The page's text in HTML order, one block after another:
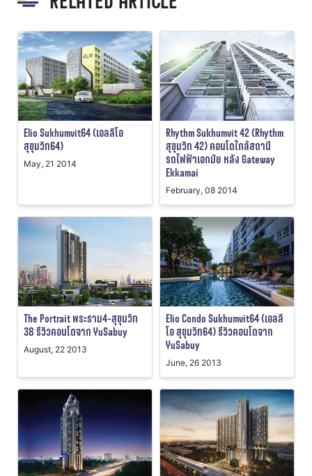
Elio Sukhumvit64 (เอลลิโอ
สุขุมวิท64)
May, 21 2014
Rhythm Sukhumvit 42 (Rhythm
สุขุมวิท 42) คอนโดใกล้สถานี
รถไฟฟ้าเอกมัย หลัง Gateway
Ekkamai
February, 08 2014
The Portrait พระราม4-สุขุมวิท
38 รีวิวคอนโดจาก YuSabuy
August, 22 2013
Elio Condo Sukhumvit64 (เอลลิ
โอ สุขุมวิท64) รีวิวคอนโดจาก
YuSabuy
June, 26 2013